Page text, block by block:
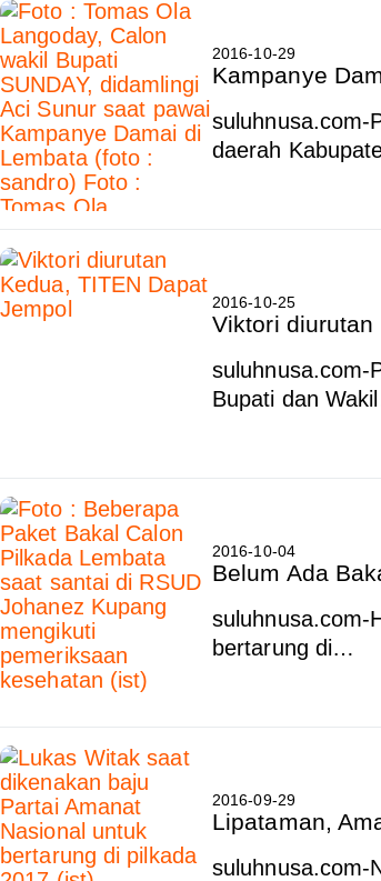
2016-10-29
Kampanye
suluhnusa.com-
daerah
2016-10-25
Viktori diurutan
suluhnusa.com-
Bupati dan
2016-10-04
Belum Ada
suluhnusa.com-
bertarung di…
2016-09-29
Lipataman,
suluhnusa.com-